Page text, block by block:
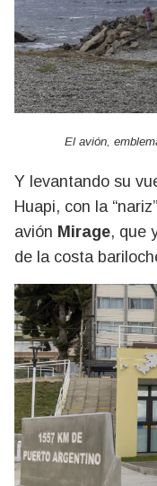
El avión,
Y levantando su
Huapi, con la
avión Mirage, que
de la costa